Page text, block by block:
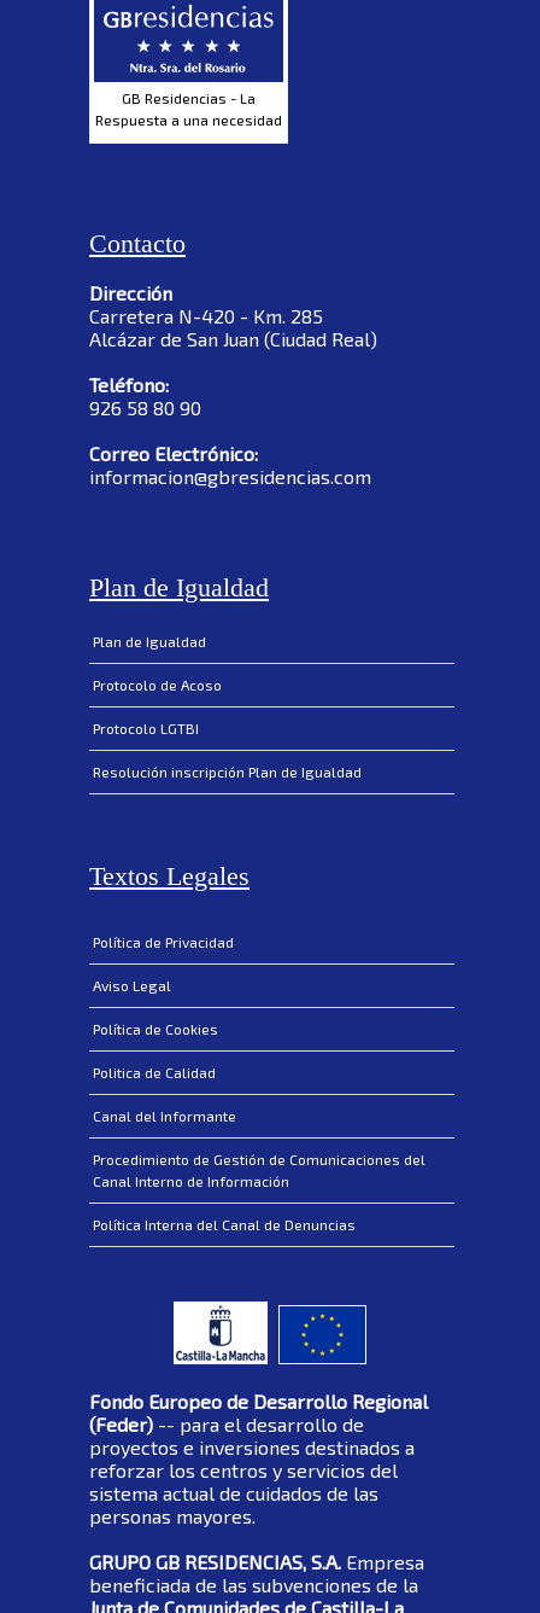
GB Residencias - La
Respuesta a una necesidad
Contacto
Dirección
Carretera N-420 - Km. 285
Alcázar de San Juan (Ciudad Real)
Teléfono:
926 58 80 90
Correo Electrónico:
informacion@gbresidencias.com
Plan de Igualdad
Plan de Igualdad
Protocolo de Acoso
Protocolo LGTBI
Resolución inscripción Plan de Igualdad
Textos Legales
Política de Privacidad
Aviso Legal
Política de Cookies
Politica de Calidad
Canal del Informante
Procedimiento de Gestión de Comunicaciones del
Canal Interno de Información
Política Interna del Canal de Denuncias
Fondo Europeo de Desarrollo Regional
(Feder) -- para el desarrollo de
proyectos e inversiones destinados a
reforzar los centros y servicios del
sistema actual de cuidados de las
personas mayores.
GRUPO GB RESIDENCIAS, S.A. Empresa
beneficiada de las subvenciones de la
Junta de Comunidades de Castilla-La